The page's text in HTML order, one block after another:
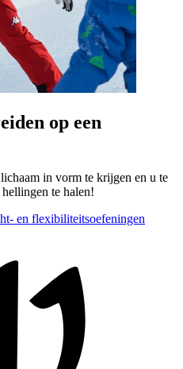
op een
in vorm te krijgen en u te
te halen!
en flexibiliteitsoefeningen